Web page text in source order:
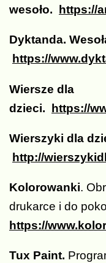
wesoło.
https://
Dyktanda.
https://
Wiersze dla
dzieci. https://
Wierszyki dla
http://
Kolorowanki.
drukarce i do
https://
Tux Paint.